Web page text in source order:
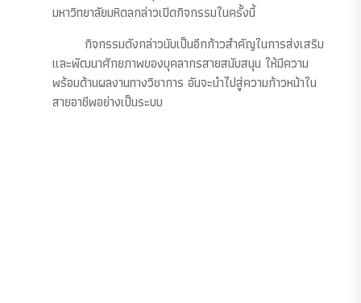
มหาวิทยาลัยมหิดลกล่าวเปิดกิจกรรมในครั้งนี้
กิจกรรมดังกล่าวนับเป็นอีกก้าวสำคัญในการส่งเสริม
และพัฒนาศักยภาพของบุคลากรสายสนับสนุน ให้มีความ
พร้อมด้านผลงานทางวิชาการ อันจะนำไปสู่ความก้าวหน้าใน
สายอาชีพอย่างเป็นระบบ